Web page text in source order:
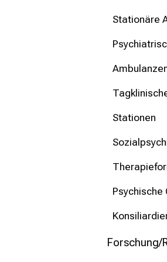
Stationäre
Stationen
Psychische
Forschung/